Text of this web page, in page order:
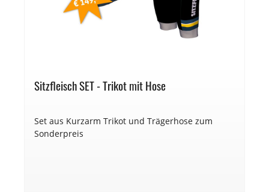
Sitzfleisch SET - Trikot mit Hose
Set aus Kurzarm Trikot und Trägerhose zum
Sonderpreis